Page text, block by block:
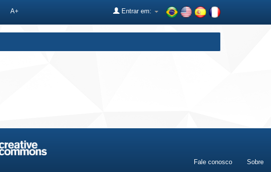
A+ Entrar em:
Fale conosco Sobre